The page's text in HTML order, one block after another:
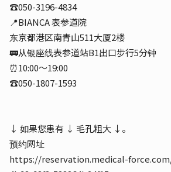
☎️050-3196-4834
📍BIANCA 表参道院
东京都港区南青山511大厦2楼
🚃从银座线表参道站B1出口步行5分钟
⏰10:00～19:00
☎️050-1807-1593
↓ 如果您患有 ↓ 毛孔粗大 ↓。
预约网址
https://reservation.medical-